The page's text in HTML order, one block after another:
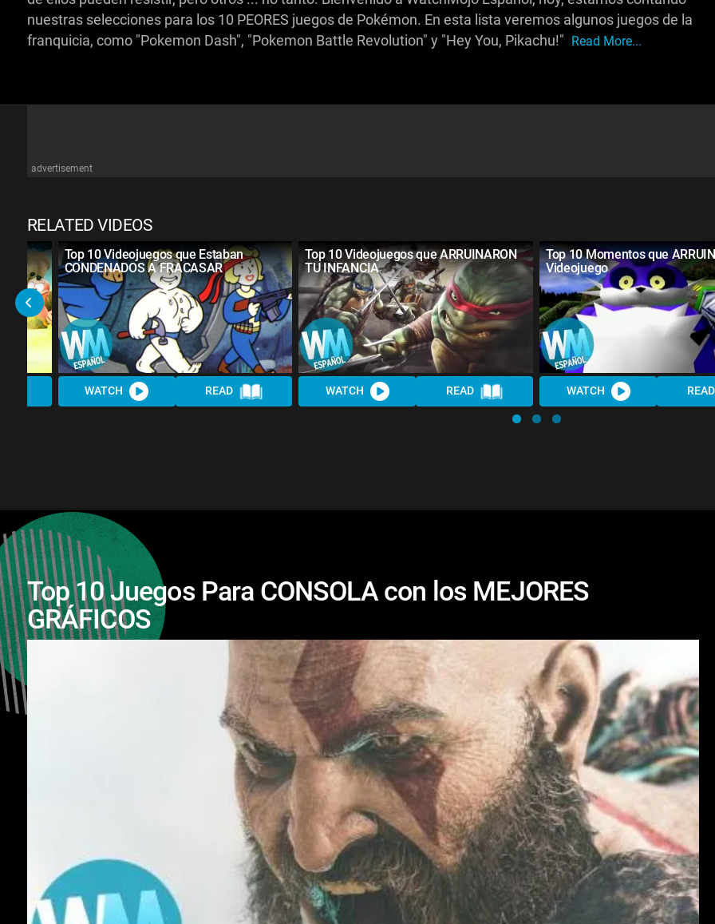
nuestras selecciones para los 10 PEORES juegos de Pokémon. En esta lista veremos algunos juegos de la
franquicia, como "Pokemon Dash", "Pokemon Battle Revolution" y "Hey You, Pikachu!" Read More...
advertisement
RELATED VIDEOS
Top 10 Videojuegos que Estaban
CONDENADOS A FRACASAR
WATCH READ
Top 10 Videojuegos que ARRUINARON
TU INFANCIA
WATCH READ
Top 10 Momentos que
Videojuego
WATCH READ
Top 10 Juegos Para CONSOLA con los MEJORES
GRÁFICOS